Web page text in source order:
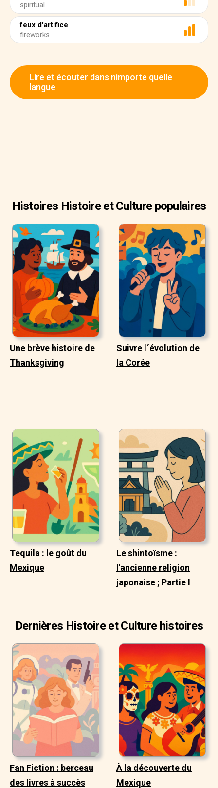
spiritual
feux d'artifice
fireworks
Lire et écouter dans nimporte quelle
langue
Histoires Histoire et Culture populaires
Une brève histoire de
Thanksgiving
Suivre l´évolution de
la Corée
Tequila : le goût du
Mexique
Le shintoïsme :
l'ancienne religion
japonaise ; Partie I
Dernières Histoire et Culture histoires
Fan Fiction : berceau
des livres à succès
À la découverte du
Mexique